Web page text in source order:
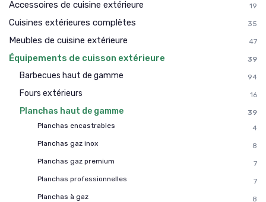
Accessoires de cuisine extérieure 19
Cuisines extérieures complètes 35
Meubles de cuisine extérieure 47
Équipements de cuisson extérieure 39
Barbecues haut de gamme 94
Fours extérieurs 16
Planchas haut de gamme
39
Planchas encastrables
4
Planchas gaz inox
8
Planchas gaz premium
7
Planchas professionnelles
7
Planchas à gaz
8